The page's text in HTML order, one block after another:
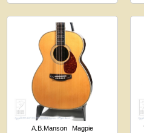
A.B.Manson Magpie